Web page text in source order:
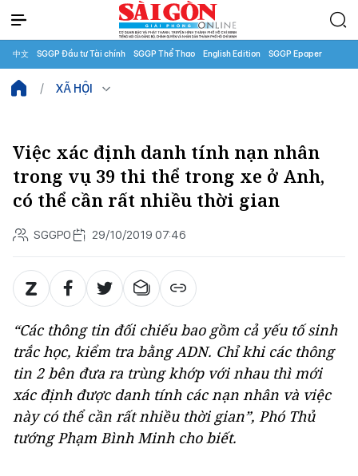
中文 SGGP Đầu tư Tài chính SGGP Thể Thao English Edition SGGP Epaper
XÃ HỘI
Việc xác định danh tính nạn nhân
trong vụ 39 thi thể trong xe ở Anh,
có thể cần rất nhiều thời gian
SGGPO 29/10/2019 07:46
“Các thông tin đối chiếu bao gồm cả yếu tố sinh
trắc học, kiểm tra bằng ADN. Chỉ khi các thông
tin 2 bên đưa ra trùng khớp với nhau thì mới
xác định được danh tính các nạn nhân và việc
này có thể cần rất nhiều thời gian”, Phó Thủ
tướng Phạm Bình Minh cho biết.